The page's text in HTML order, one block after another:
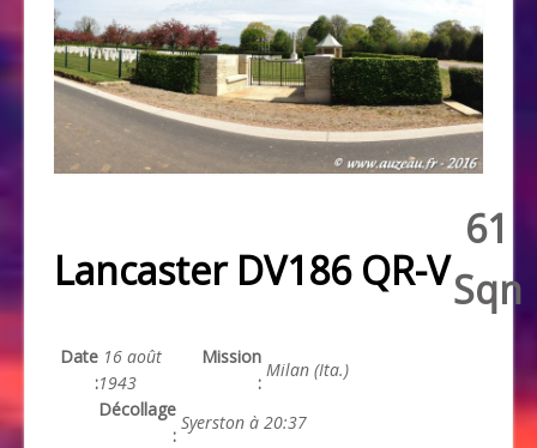
Lancaster DV186 QR-V
61
Sqn
Date
:
16 août
1943
Mission
:
Milan (Ita.)
Décollage
:
Syerston à 20:37